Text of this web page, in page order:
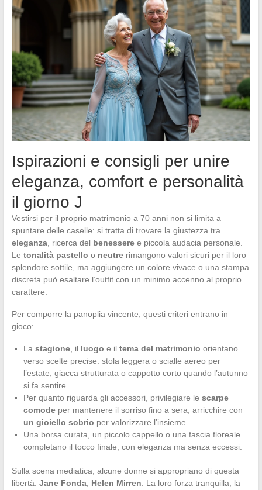
Ispirazioni e consigli per unire
eleganza, comfort e personalità
il giorno J
Vestirsi per il proprio matrimonio a 70 anni non si limita a
spuntare delle caselle: si tratta di trovare la giustezza tra
eleganza, ricerca del benesseree piccola audacia personale.
Le tonalità pastello o neutrerimangono valori sicuri per il loro
splendore sottile, ma aggiungere un colore vivace o una stampa
discreta può esaltare l’outfit con un minimo accenno al proprio
carattere.
Per comporre la panoplia vincente, questi criteri entrano in
gioco:
La stagione, il luogo e il tema del matrimonio orientano
verso scelte precise: stola leggera o scialle aereo per
l’estate, giacca strutturata o cappotto corto quando l’autunno
si fa sentire.
Per quanto riguarda gli accessori, privilegiare le scarpe
comodeper mantenere il sorriso fino a sera, arricchire con
un gioiello sobrio per valorizzare l’insieme.
Una borsa curata, un piccolo cappello o una fascia floreale
completano il tocco finale, con eleganza ma senza eccessi.
Sulla scena mediatica, alcune donne si appropriano di questa
libertà: Jane Fonda, Helen Mirren . La loro forza tranquilla, la